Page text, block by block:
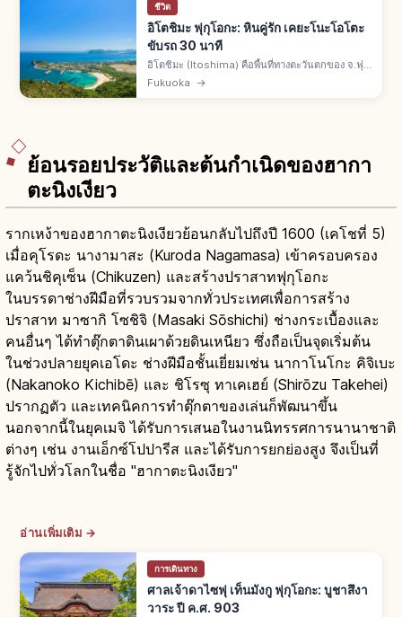
ชีวิต
อิโตชิมะ ฟุกุโอกะ: หินคู่รัก เคยะโนะโอโตะ
ขับรถ 30 นาที
อิโตชิมะ (Itoshima) คือพื้นที่ทางตะวันตกของ จ.ฟุกุ
โอกะ จากตัวเมืองขับรถ 30 นาที ฟุตามิงะอุระมีหิน
Fukuoka →
ย้อนรอยประวัติและต้นกำเนิดของฮากา
ตะนิงเงียว
รากเหง้าของฮากาตะนิงเงียวย้อนกลับไปถึงปี 1600 (เคโชที่ 5)
เมื่อคุโรดะ นางามาสะ (Kuroda Nagamasa) เข้าครอบครอง
แคว้นชิคุเซ็น (Chikuzen) และสร้างปราสาทฟุกุโอกะ
ในบรรดาช่างฝีมือที่รวบรวมจากทั่วประเทศเพื่อการสร้าง
ปราสาท มาซากิ โซชิจิ (Masaki Sōshichi) ช่างกระเบื้องและ
คนอื่นๆ ได้ทำตุ๊กตาดินเผาด้วยดินเหนียว ซึ่งถือเป็นจุดเริ่มต้น
ในช่วงปลายยุคเอโดะ ช่างฝีมือชั้นเยี่ยมเช่น นากาโนโกะ คิจิเบะ
(Nakanoko Kichibē) และ ชิโรซุ ทาเคเฮย์ (Shirōzu Takehei)
ปรากฏตัว และเทคนิคการทำตุ๊กตาของเล่นก็พัฒนาขึ้น
นอกจากนี้ในยุคเมจิ ได้รับการเสนอในงานนิทรรศการนานาชาติ
ต่างๆ เช่น งานเอ็กซ์โปปารีส และได้รับการยกย่องสูง จึงเป็นที่
รู้จักไปทั่วโลกในชื่อ "ฮากาตะนิงเงียว"
อ่านเพิ่มเติม →
การเดินทาง
ศาลเจ้าดาไซฟุ เท็นมังกู ฟุกุโอกะ: บูชาสึงา
วาระ ปี ค.ศ. 903